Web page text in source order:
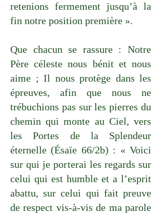
retenions fermement jusqu’à la
fin notre position première ».
Que chacun se rassure : Notre
Père céleste nous bénit et nous
aime ; Il nous protège dans les
épreuves, afin que nous ne
trébuchions pas sur les pierres du
chemin qui monte au Ciel, vers
les Portes de la Splendeur
éternelle (Ésaïe 66/2b) : « Voici
sur qui je porterai les regards sur
celui qui est humble et a l’esprit
abattu, sur celui qui fait preuve
de respect vis-à-vis de ma parole